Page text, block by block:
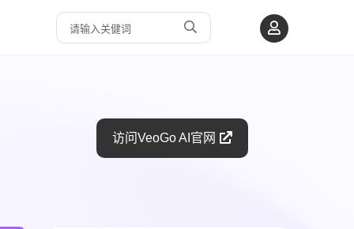
访问VeoGo AI官网